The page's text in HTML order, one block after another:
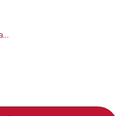
Estudos do Meio 2023: Paraty